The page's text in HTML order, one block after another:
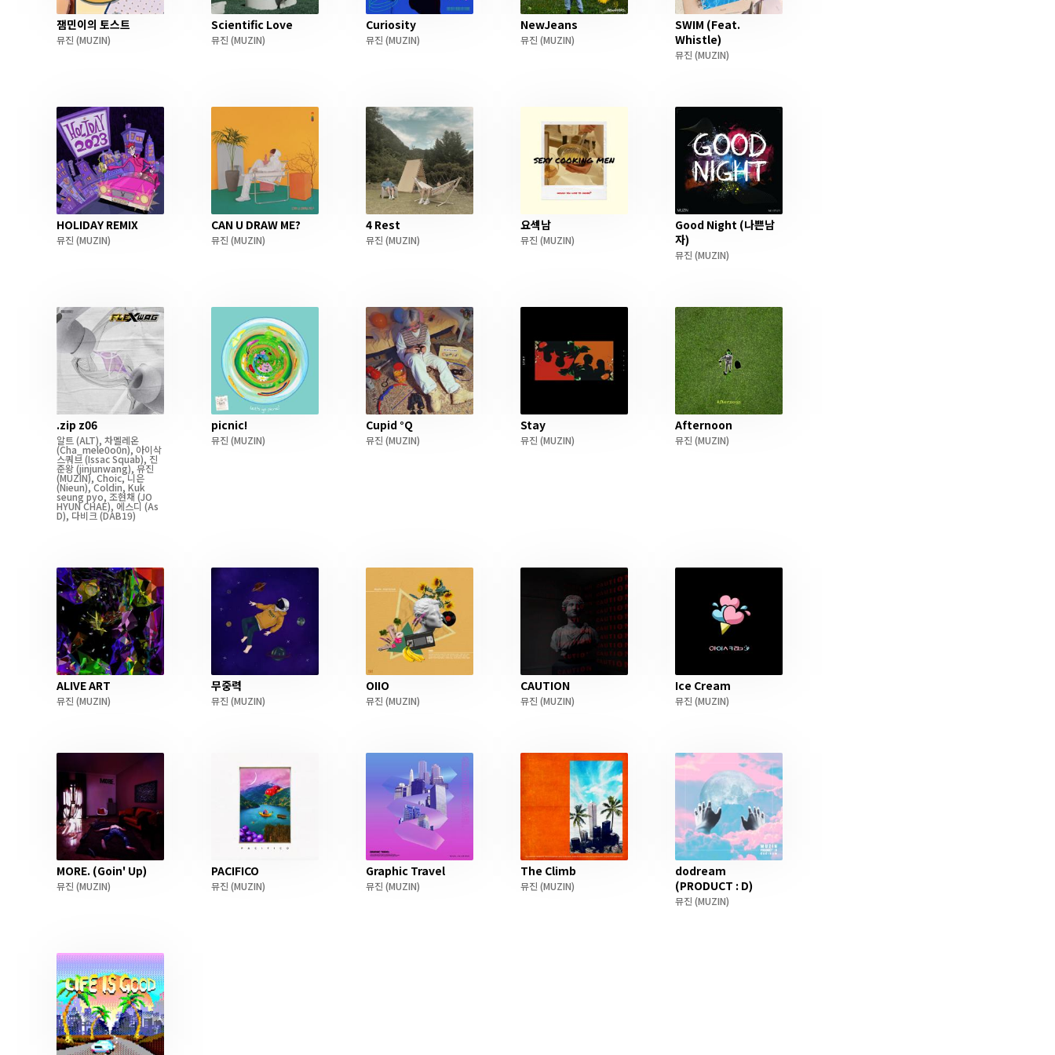
잼민이의 토스트
뮤진 (MUZIN)
Scientific Love
뮤진 (MUZIN)
Curiosity
뮤진 (MUZIN)
NewJeans
뮤진 (MUZIN)
SWIM (Feat.
Whistle)
뮤진 (MUZIN)
HOLIDAY REMIX
뮤진 (MUZIN)
CAN U DRAW ME?
뮤진 (MUZIN)
4 Rest
뮤진 (MUZIN)
요섹남
뮤진 (MUZIN)
Good Night (나쁜남
자)
뮤진 (MUZIN)
.zip z06
알트 (ALT), 차멜레온
(Cha_mele0o0n),아이삭
스쿼브(Issac Squab), 진
준왕(jinjunwang), 뮤진
(MUZIN), Choic,니은
(Nieun),Coldin, Kuk
seung pyo, 조현채 (JO
HYUN CHAE), 에스디 (As
D), 다비크 (DAB19)
picnic!
뮤진 (MUZIN)
Cupid °Q
뮤진 (MUZIN)
Stay
뮤진 (MUZIN)
Afternoon
뮤진 (MUZIN)
ALIVE ART
뮤진 (MUZIN)
무중력
뮤진 (MUZIN)
OIIO
뮤진 (MUZIN)
CAUTION
뮤진 (MUZIN)
Ice Cream
뮤진 (MUZIN)
MORE. (Goin' Up)
뮤진 (MUZIN)
PACIFICO
뮤진 (MUZIN)
Graphic Travel
뮤진 (MUZIN)
The Climb
뮤진 (MUZIN)
dodream
(PRODUCT : D)
뮤진 (MUZIN)